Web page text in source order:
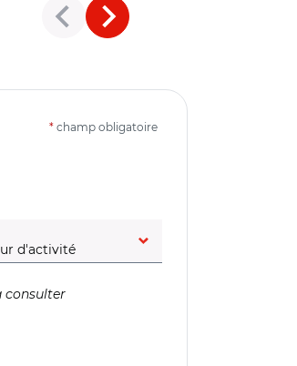
* champ obligatoire
obligatoire)
consulter